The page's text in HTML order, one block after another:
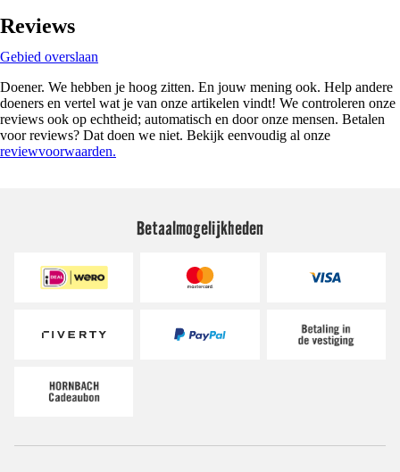
Reviews
Gebied overslaan
Doener. We hebben je hoog zitten. En jouw mening ook. Help andere
doeners en vertel wat je van onze artikelen vindt! We controleren onze
reviews ook op echtheid; automatisch en door onze mensen. Betalen
voor reviews? Dat doen we niet. Bekijk eenvoudig al onze
reviewvoorwaarden.
Betaalmogelijkheden